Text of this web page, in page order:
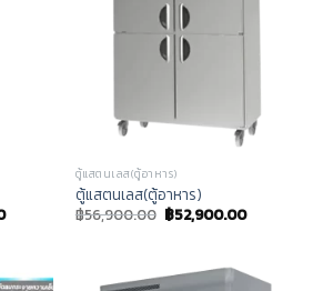
ตู้แสตนเลส(ตู้อาหาร)
ตู้แสตนเลส(ตู้อาหาร)
฿56,900.00 ฿52,900.00